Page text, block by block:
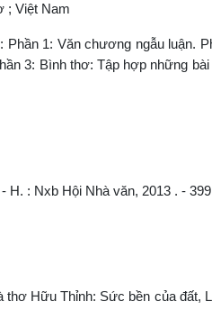
; Việt Nam
1: Văn chương ngẫu luận.
3: Bình thơ: Tập hợp những
: Nxb Hội Nhà văn, 2013 . -
Hữu Thỉnh: Sức bền của